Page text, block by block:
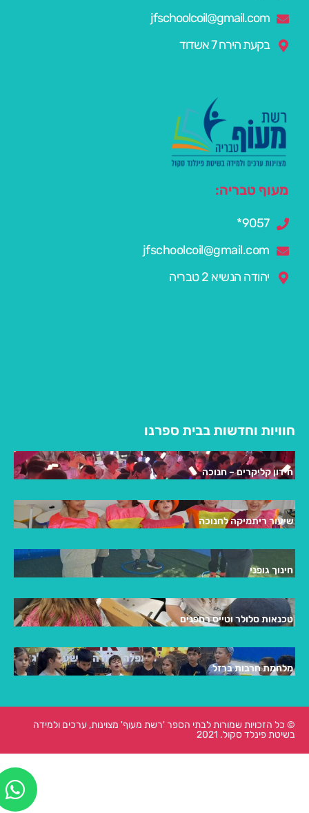
jfschoolcoil@gmail.com
בקעת הירח 7 אשדוד
מעוף טבריה:
9057*
jfschoolcoil@gmail.com
יהודה הנשיא 2 טבריה
חוויות וחדשות בבית ספרנו
חידון קליקרים – חנוכה
שיעור ריתמיקה לחנוכה
חינוך גופני
טכנאות סלולר וטייס רחפנים
מלחמת חרבות ברזל
© כל הזכויות שמורות לבתי הספר 'רשת מעוף' מצוינות, ערכים ולמידה
בשיטת פינלד סקול. 2021